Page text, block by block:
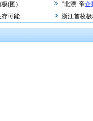
极(图) "北漂"帝企
存可能 浙江首枚